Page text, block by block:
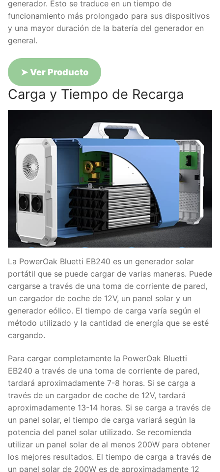
generador. Esto se traduce en un tiempo de
funcionamiento más prolongado para sus dispositivos
y una mayor duración de la batería del generador en
general.
➤Ver Producto
Carga y Tiempo de Recarga
La PowerOak Bluetti EB240 es un generador solar
portátil que se puede cargar de varias maneras. Puede
cargarse a través de una toma de corriente de pared,
un cargador de coche de 12V, un panel solar y un
generador eólico. El tiempo de carga varía según el
método utilizado y la cantidad de energía que se esté
cargando.
Para cargar completamente la PowerOak Bluetti
EB240 a través de una toma de corriente de pared,
tardará aproximadamente 7-8 horas. Si se carga a
través de un cargador de coche de 12V, tardará
aproximadamente 13-14 horas. Si se carga a través de
un panel solar, el tiempo de carga variará según la
potencia del panel solar utilizado. Se recomienda
utilizar un panel solar de al menos 200W para obtener
los mejores resultados. El tiempo de carga a través de
un panel solar de 200W es de aproximadamente 12